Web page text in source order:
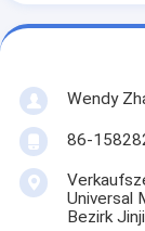
Wendy
86-
Universal
Bezirk